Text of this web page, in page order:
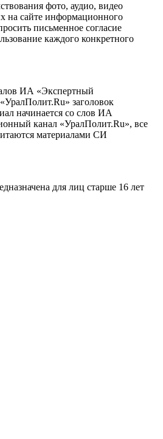
фото, аудио, видео
на сайте информационного
письменное согласие
каждого конкретного
ИА «Экспертный
заголовок
начинается со слов ИА
канал «УралПолит.Ru», все
материалами СИ
для лиц старше 16 лет